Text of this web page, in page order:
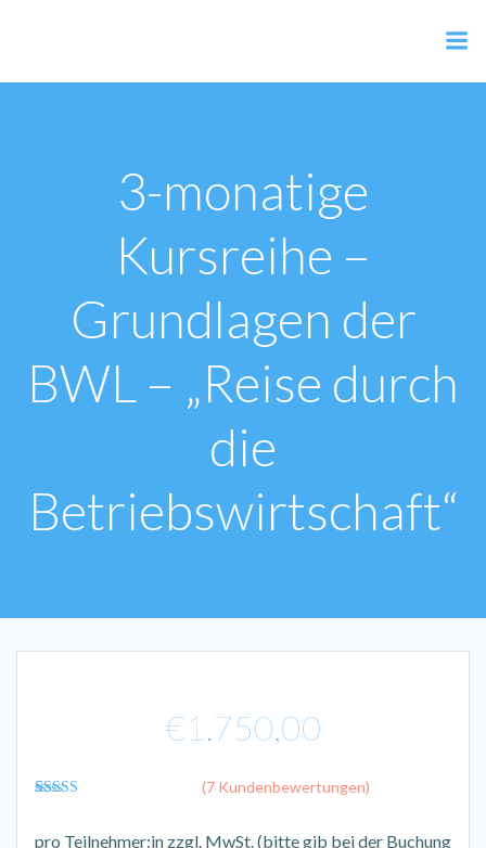
3-monatige
Kursreihe –
Grundlagen der
BWL – „Reise durch
die
Betriebswirtschaft“
€1.750,00
basierend auf
(7 Kundenbewertungen)
pro Teilnehmer:in zzgl. MwSt. (bitte gib bei der Buchung